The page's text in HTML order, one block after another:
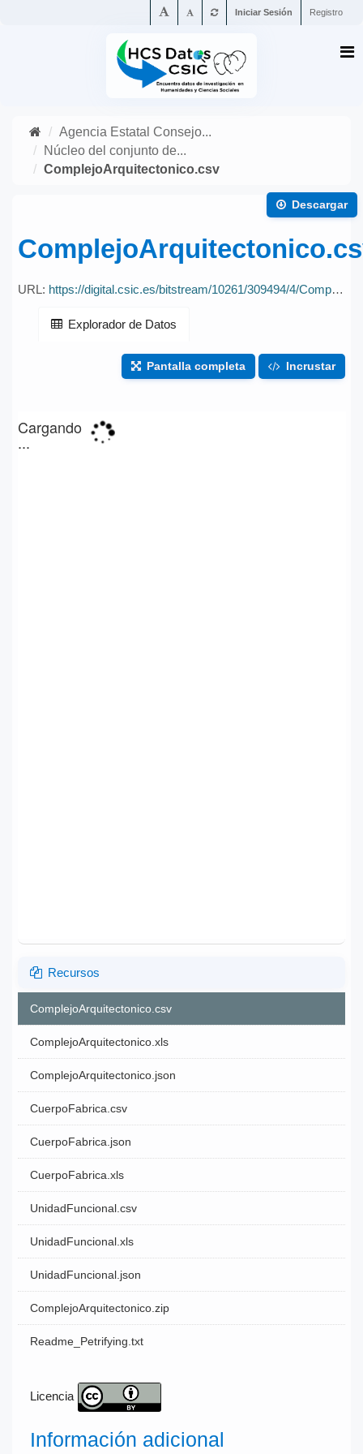
Iniciar Sesión Registro
Agencia Estatal Consejo...
Núcleo del conjunto de...
ComplejoArquitectonico.csv
Descargar
URL: https://digital.csic.es/bitstream/10261/309494/4/ComplejoArquitectonico.csv
Explorador de Datos
Pantalla completa Incrustar
Recursos
ComplejoArquitectonico.csv
ComplejoArquitectonico.xls
ComplejoArquitectonico.json
CuerpoFabrica.csv
CuerpoFabrica.json
CuerpoFabrica.xls
UnidadFuncional.csv
UnidadFuncional.xls
UnidadFuncional.json
ComplejoArquitectonico.zip
Readme_Petrifying.txt
Licencia
Información adicional